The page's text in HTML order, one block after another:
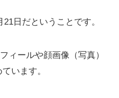
日だということです。
ィールや顔画像（写真）
います。